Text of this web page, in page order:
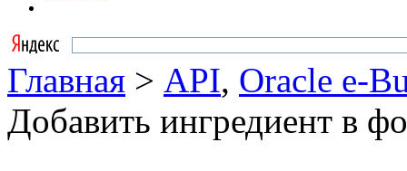
Главная > API, Oracle e-
Добавить ингредиент в